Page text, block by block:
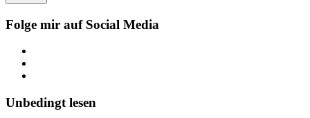
Folge mir auf Social Media
Unbedingt lesen